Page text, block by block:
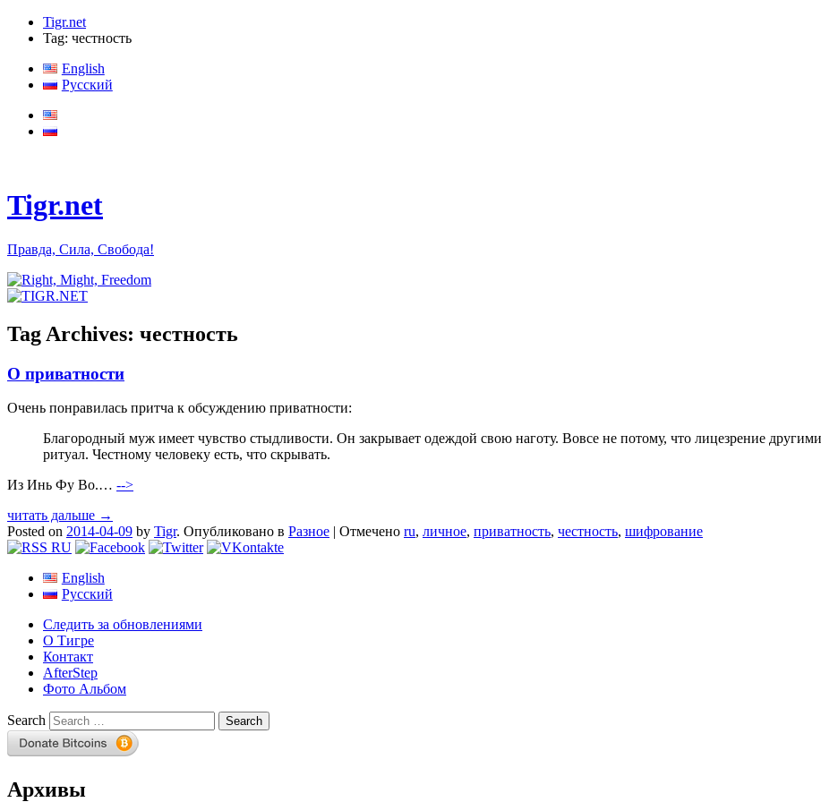
Tigr.net
Tag: честность
English
Русский
Tigr.net
Правда, Сила, Свобода!
Tag Archives: честность
О приватности
Очень понравилась притча к обсуждению приватности:
Благородный муж имеет чувство стыдливости. Он закрывает одеждой свою наготу. Вовсе не потому, что лицезрение
ритуал. Честному человеку есть, что скрывать.
Из Инь Фу Во.… -->
читать дальше →
Posted on 2014-04-09 by Tigr. Опубликовано в Разное | Отмечено ru, личное, приватность, честность, шифрование
English
Русский
Следить за обновлениями
О Тигре
Контакт
AfterStep
Фото Альбом
Search
Архивы